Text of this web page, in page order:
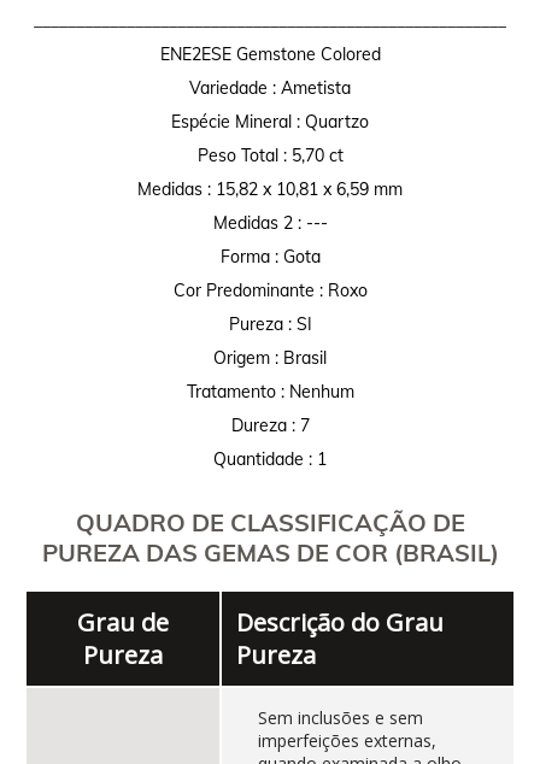
ENE2ESE Gemstone Colored
Variedade : Ametista
Espécie Mineral : Quartzo
Peso Total : 5,70 ct
Medidas : 15,82 x 10,81 x 6,59 mm
Medidas 2 : ---
Forma : Gota
Cor Predominante : Roxo
Pureza : SI
Origem : Brasil
Tratamento : Nenhum
Dureza : 7
Quantidade : 1
QUADRO DE CLASSIFICAÇÃO DE
PUREZA DAS GEMAS DE COR (BRASIL)
Grau de
Pureza
Descrição do Grau
Pureza
Sem inclusões e sem
imperfeições externas,